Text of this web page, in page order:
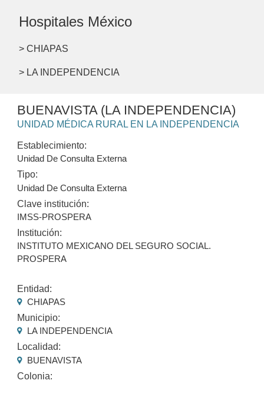
Hospitales México
> CHIAPAS
> LA INDEPENDENCIA
BUENAVISTA (LA INDEPENDENCIA)
UNIDAD MÉDICA RURAL EN LA INDEPENDENCIA
Establecimiento:
Unidad De Consulta Externa
Tipo:
Unidad De Consulta Externa
Clave institución:
IMSS-PROSPERA
Institución:
INSTITUTO MEXICANO DEL SEGURO SOCIAL.
PROSPERA
Entidad:
CHIAPAS
Municipio:
LA INDEPENDENCIA
Localidad:
BUENAVISTA
Colonia: